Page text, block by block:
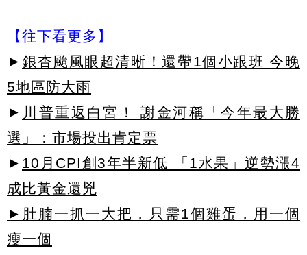
【往下看更多】
► 銀杏颱風眼超清晰！還帶1個小跟班 今晚
5地區防大雨
► 川普重返白宮！ 謝金河稱「今年最大勝
選」：市場投出肯定票
► 10月CPI創3年半新低 「1水果」逆勢漲4
成比黃金還兇
►肚腩一抓一大把，只需1個雞蛋，用一個
瘦一個